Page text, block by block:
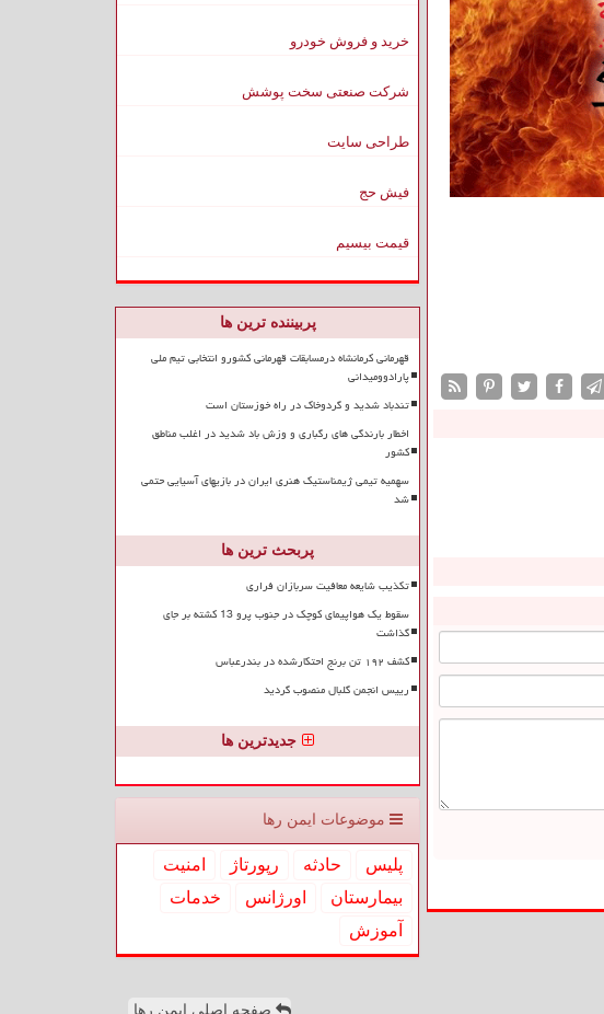
خرید و فروش خودرو
شرکت صنعتی سخت پوشش
طراحی سایت
فیش حج
قیمت بیسیم
پربیننده ترین ها
قهرمانی کرمانشاه درمسابقات قهرمانی کشورو انتخابی تیم ملی
پارادوومیدانی
تندباد شدید و گردوخاک در راه خوزستان است
اخطار بارندگی های رگباری و وزش باد شدید در اغلب مناطق
کشور
سهمیه تیمی ژیمناستیک هنری ایران در بازیهای آسیایی حتمی
شد
پربحث ترین ها
تکذیب شایعه معافیت سربازان فراری
سقوط یک هواپیمای کوچک در جنوب پرو 13 کشته بر جای
گذاشت
کشف ۱۹۲ تن برنج احتکارشده در بندرعباس
رییس انجمن گلبال منصوب گردید
جدیدترین ها
موضوعات ایمن رها
پلیس حادثه رپورتاژ
امنیت
بیمارستان
اورژانس
خدمات
آموزش
صفحه اصلی ایمن رها